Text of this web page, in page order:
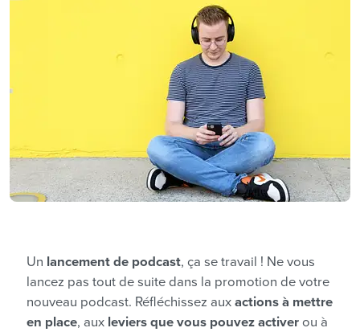
Un lancement de podcast, ça se travail ! Ne vous
lancez pas tout de suite dans la promotion de votre
nouveau podcast. Réfléchissez aux actions à mettre
en place, aux leviers que vous pouvez activer ou à